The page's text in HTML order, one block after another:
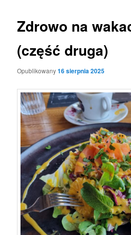
Zdrowo na
(część druga)
Opublikowany16 sierpnia 2025